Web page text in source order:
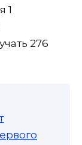
1
276